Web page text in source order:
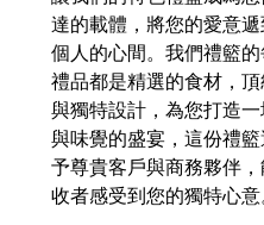
達的載體，將您的愛意
個人的心間。我們禮籃
禮品都是精選的食材，
與獨特設計，為您打造
與味覺的盛宴，這份禮
予尊貴客戶與商務夥伴
收者感受到您的獨特心意